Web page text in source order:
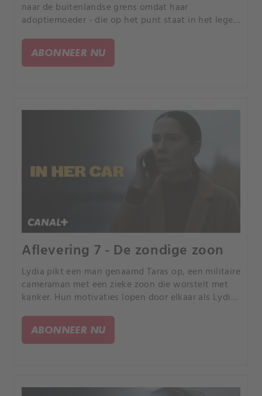
naar de buitenlandse grens omdat haar
adoptiemoeder - die op het punt staat in het leger
veiligheid is. Onderweg ontsnapt Solya aan Lydia
met het geheime plan om haar biologische moeder
ABONNEER NU
Aflevering 7 - De zondige zoon
Lydia pikt een man genaamd Taras op, een militaire
cameraman met een zieke zoon die worstelt met
kanker. Hun motivaties lopen door elkaar als Lydia
schuldgevoel over de kankerziekte van haar
dochter.
ABONNEER NU